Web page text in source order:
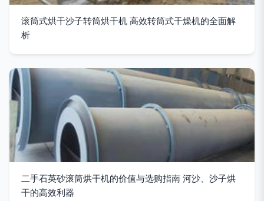
滚筒式烘干沙子转筒烘干机 高效转筒式干燥机的全面解
析
二手石英砂滚筒烘干机的价值与选购指南 河沙、沙子烘
干的高效利器